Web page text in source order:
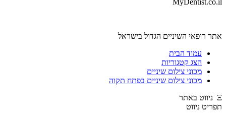
MyDentist.co.il
אתר רופאי השיניים הגדול בישראל
עמוד הבית
הצג קטגוריות
מכוני צילום שיניים
מכוני צילום שיניים בפתח תקוה
Ξ ניווט באתר
תפריט ניווט